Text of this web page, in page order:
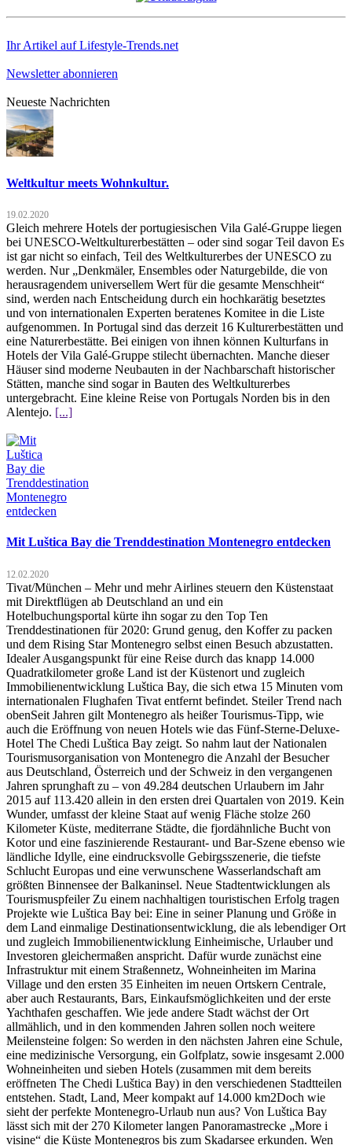
Ihr Artikel auf Lifestyle-Trends.net
Newsletter abonnieren
Neueste Nachrichten
Weltkultur meets Wohnkultur.
19.02.2020
Gleich mehrere Hotels der portugiesischen Vila Galé-Gruppe liegen
bei UNESCO-Weltkulturerbestätten – oder sind sogar Teil davon Es
ist gar nicht so einfach, Teil des Weltkulturerbes der UNESCO zu
werden. Nur „Denkmäler, Ensembles oder Naturgebilde, die von
herausragendem universellem Wert für die gesamte Menschheit“
sind, werden nach Entscheidung durch ein hochkarätig besetztes
und von internationalen Experten beratenes Komitee in die Liste
aufgenommen. In Portugal sind das derzeit 16 Kulturerbestätten und
eine Naturerbestätte. Bei einigen von ihnen können Kulturfans in
Hotels der Vila Galé-Gruppe stilecht übernachten. Manche dieser
Häuser sind moderne Neubauten in der Nachbarschaft historischer
Stätten, manche sind sogar in Bauten des Weltkulturerbes
untergebracht. Eine kleine Reise von Portugals Norden bis in den
Alentejo. [...]
Mit Luštica Bay die Trenddestination Montenegro entdecken
12.02.2020
Tivat/München – Mehr und mehr Airlines steuern den Küstenstaat
mit Direktflügen ab Deutschland an und ein
Hotelbuchungsportal kürte ihn sogar zu den Top Ten
Trenddestinationen für 2020: Grund genug, den Koffer zu packen
und dem Rising Star Montenegro selbst einen Besuch abzustatten.
Idealer Ausgangspunkt für eine Reise durch das knapp 14.000
Quadratkilometer große Land ist der Küstenort und zugleich
Immobilienentwicklung Luštica Bay, die sich etwa 15 Minuten vom
internationalen Flughafen Tivat entfernt befindet. Steiler Trend nach
obenSeit Jahren gilt Montenegro als heißer Tourismus-Tipp, wie
auch die Eröffnung von neuen Hotels wie das Fünf-Sterne-Deluxe-
Hotel The Chedi Luštica Bay zeigt. So nahm laut der Nationalen
Tourismusorganisation von Montenegro die Anzahl der Besucher
aus Deutschland, Österreich und der Schweiz in den vergangenen
Jahren sprunghaft zu – von 49.284 deutschen Urlaubern im Jahr
2015 auf 113.420 allein in den ersten drei Quartalen von 2019. Kein
Wunder, umfasst der kleine Staat auf wenig Fläche stolze 260
Kilometer Küste, mediterrane Städte, die fjordähnliche Bucht von
Kotor und eine faszinierende Restaurant- und Bar-Szene ebenso wie
ländliche Idylle, eine eindrucksvolle Gebirgsszenerie, die tiefste
Schlucht Europas und eine verwunschene Wasserlandschaft am
größten Binnensee der Balkaninsel. Neue Stadtentwicklungen als
Tourismuspfeiler Zu einem nachhaltigen touristischen Erfolg tragen
Projekte wie Luštica Bay bei: Eine in seiner Planung und Größe in
dem Land einmalige Destinationsentwicklung, die als lebendiger Ort
und zugleich Immobilienentwicklung Einheimische, Urlauber und
Investoren gleichermaßen anspricht. Dafür wurde zunächst eine
Infrastruktur mit einem Straßennetz, Wohneinheiten im Marina
Village und den ersten 35 Einheiten im neuen Ortskern Centrale,
aber auch Restaurants, Bars, Einkaufsmöglichkeiten und der erste
Yachthafen geschaffen. Wie jede andere Stadt wächst der Ort
allmählich, und in den kommenden Jahren sollen noch weitere
Meilensteine folgen: So werden in den nächsten Jahren eine Schule,
eine medizinische Versorgung, ein Golfplatz, sowie insgesamt 2.000
Wohneinheiten und sieben Hotels (zusammen mit dem bereits
eröffneten The Chedi Luštica Bay) in den verschiedenen Stadtteilen
entstehen. Stadt, Land, Meer kompakt auf 14.000 km2Doch wie
sieht der perfekte Montenegro-Urlaub nun aus? Von Luštica Bay
lässt sich mit der 270 Kilometer langen Panoramastrecke „More i
visine“ die Küste Montenegros bis zum Skadarsee erkunden. Wen